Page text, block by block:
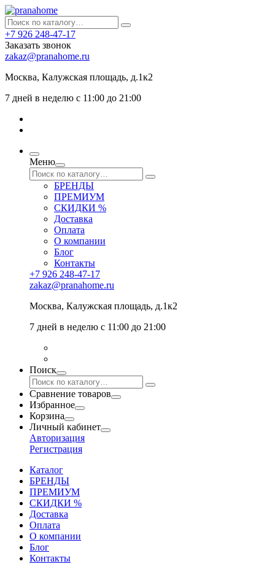
+7 926 248-47-17
Заказать звонок
zakaz@pranahome.ru
Москва, Калужская площадь, д.1к2
7 дней в неделю с 11:00 до 21:00
Меню
БРЕНДЫ
ПРЕМИУМ
СКИДКИ %
Доставка
Оплата
О компании
Блог
Контакты
+7 926 248-47-17
zakaz@pranahome.ru
Москва, Калужская площадь, д.1к2
7 дней в неделю с 11:00 до 21:00
Поиск
Сравнение товаров
Избранное
Корзина
Личный кабинет
Авторизация
Регистрация
Каталог
БРЕНДЫ
ПРЕМИУМ
СКИДКИ %
Доставка
Оплата
О компании
Блог
Контакты